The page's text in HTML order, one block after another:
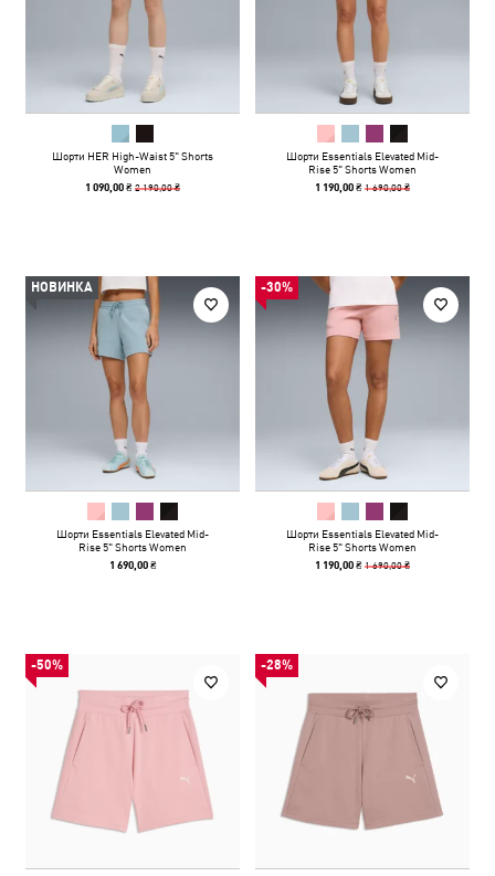
Шорти HER High-Waist 5" Shorts
Women
1 090,00 ₴2 190,00 ₴
Шорти Essentials Elevated Mid-
Rise 5" Shorts Women
1 190,00 ₴1 690,00 ₴
НОВИНКА
Шорти Essentials Elevated Mid-
Rise 5" Shorts Women
1 690,00 ₴
-30%
Шорти Essentials Elevated Mid-
Rise 5" Shorts Women
1 190,00 ₴1 690,00 ₴
-50% -28%